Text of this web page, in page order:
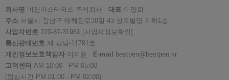
회사명 비젠마스터피스 주식회사 대표 이양희
주소 서울시 강남구 테헤란로38길 43 청록빌딩 지하1층
사업자번호 220-87-31961
[사업자정보확인]
통신판매번호 제 강남-11791호
개인정보보호책임자 이지윤 E-mail
bestpen@bestpen.kr
고객센터 AM 10:00 - PM 05:00
(점심시간 PM 01:00 - PM 02:00)